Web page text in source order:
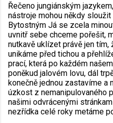
Řečeno jungiánským
nástroje mohou někdy
Bytostným Já se zcela
uvnitř sebe chceme pořešit,
nutkavě uklízet právě jen
unikáme před tichou a
prací, která po každém
poněkud jalovém lovu, dál
konečně jednou zastavíme a
úzkost z nemanipulovaného
našimi odvrácenými
nezřídka celé roky metáme